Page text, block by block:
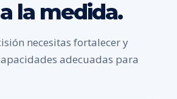
la medida.
necesitas fortalecer y
adecuadas para